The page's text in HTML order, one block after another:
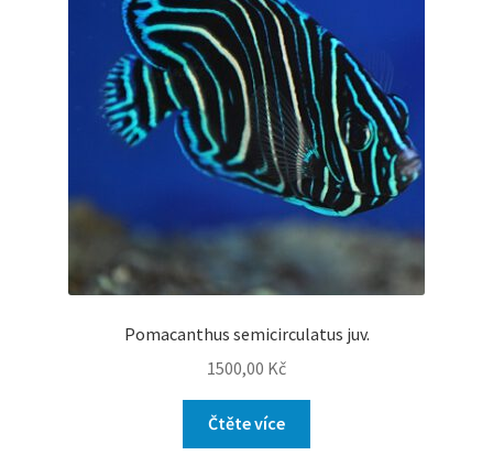
Pomacanthus semicirculatus juv.
1500,00 Kč
Čtěte více